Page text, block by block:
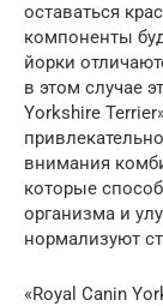
оставаться
компоненты
йорки
в этом случае
Yorkshire
внимания
которые
организма и
нормализуют
«Royal Canin